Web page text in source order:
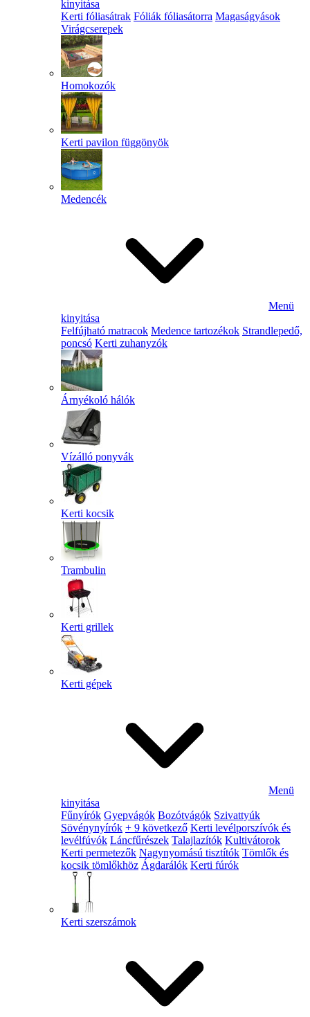
kinyitása
Kerti fóliasátrak Fóliák fóliasátorra Magaságyások
Virágcserepek
Homokozók
Kerti pavilon függönyök
Medencék
Menü
kinyitása
Felfújható matracok Medence tartozékok Strandlepedő,
poncsó Kerti zuhanyzók
Árnyékoló hálók
Vízálló ponyvák
Kerti kocsik
Trambulin
Kerti grillek
Kerti gépek
Menü
kinyitása
Fűnyírók Gyepvágók Bozótvágók Szivattyúk
Sövénynyírók + 9 következő Kerti levélporszívók és
levélfúvók Láncfűrészek Talajlazítók Kultivátorok
Kerti permetezők Nagynyomású tisztítók Tömlők és
kocsik tömlőkhöz Ágdarálók Kerti fúrók
Kerti szerszámok